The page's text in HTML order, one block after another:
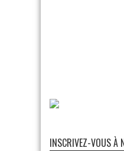
INSCRIVEZ-VOUS À